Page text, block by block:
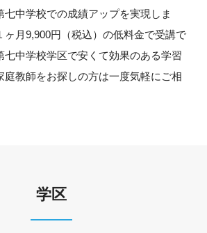
七中学校での成績アップを実現しま
ヶ月9,900円（税込）の低料金で受講で
七中学校学区で安くて効果のある学習
庭教師をお探しの方は一度気軽にご相
学区